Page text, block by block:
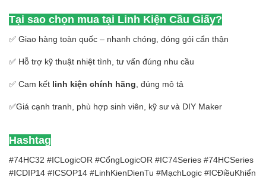
Tại sao chọn mua tại Linh Kiện Cầu Giấy?
✅ Giao hàng toàn quốc – nhanh chóng, đóng gói cẩn thận
✅ Hỗ trợ kỹ thuật nhiệt tình, tư vấn đúng nhu cầu
✅ Cam kết linh kiện chính hãng , đúng mô tả
✅Giá cạnh tranh, phù hợp sinh viên, kỹ sư và DIY Maker
Hashtag
#74HC32 #ICLogicOR #CổngLogicOR #IC74Series #74HCSeries
#ICDIP14 #ICSOP14 #LinhKienDienTu #MạchLogic #ICĐiềuKhiển